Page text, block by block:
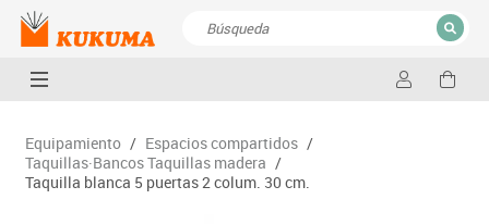
CERRAR
Equipamiento / Espacios compartidos /
Taquillas·Bancos Taquillas madera /
Taquilla blanca 5 puertas 2 colum. 30 cm.